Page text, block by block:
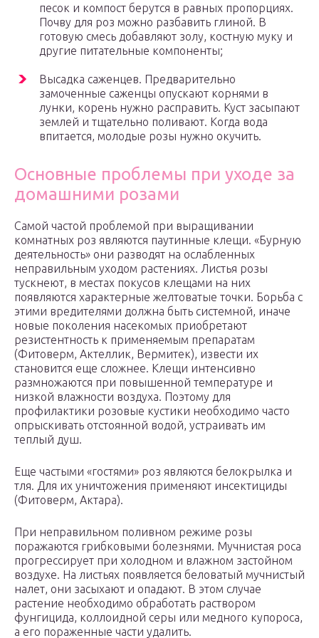
песок и компост берутся в равных пропорциях.
Почву для роз можно разбавить глиной. В
готовую смесь добавляют золу, костную муку и
другие питательные компоненты;
Высадка саженцев. Предварительно
замоченные саженцы опускают корнями в
лунки, корень нужно расправить. Куст засыпают
землей и тщательно поливают. Когда вода
впитается, молодые розы нужно окучить.
Основные проблемы при уходе за
домашними розами
Самой частой проблемой при выращивании
комнатных роз являются паутинные клещи. «Бурную
деятельность» они разводят на ослабленных
неправильным уходом растениях. Листья розы
тускнеют, в местах покусов клещами на них
появляются характерные желтоватые точки. Борьба с
этими вредителями должна быть системной, иначе
новые поколения насекомых приобретают
резистентность к применяемым препаратам
(Фитоверм, Актеллик, Вермитек), извести их
становится еще сложнее. Клещи интенсивно
размножаются при повышенной температуре и
низкой влажности воздуха. Поэтому для
профилактики розовые кустики необходимо часто
опрыскивать отстоянной водой, устраивать им
теплый душ.
Еще частыми «гостями» роз являются белокрылка и
тля. Для их уничтожения применяют инсектициды
(Фитоверм, Актара).
При неправильном поливном режиме розы
поражаются грибковыми болезнями. Мучнистая роса
прогрессирует при холодном и влажном застойном
воздухе. На листьях появляется беловатый мучнистый
налет, они засыхают и опадают. В этом случае
растение необходимо обработать раствором
фунгицида, коллоидной серы или медного купороса,
а его пораженные части удалить.